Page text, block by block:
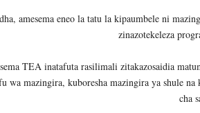
amesema eneo la tatu la kipaumbele ni
zinazotekeleza
TEA inatafuta rasilimali zitakazosaidia
wa mazingira, kuboresha mazingira ya shule
cha